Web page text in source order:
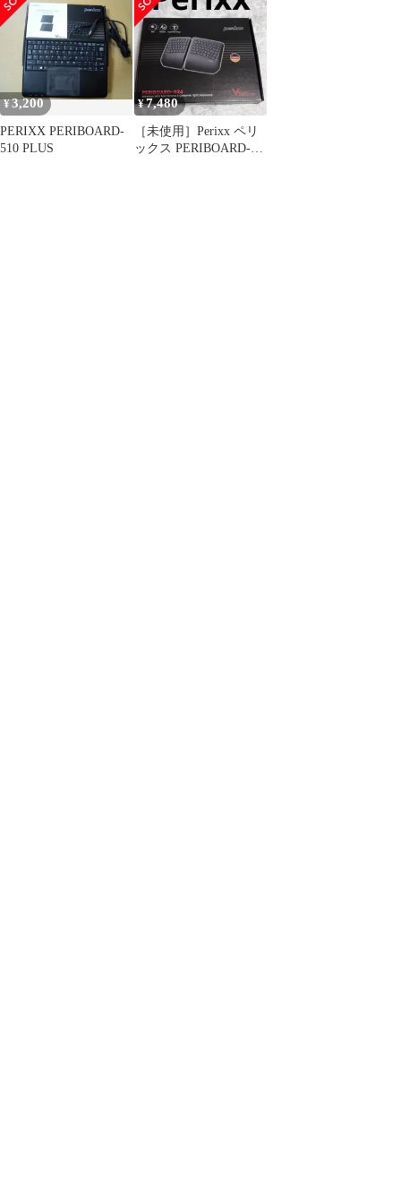
搭載有線キーボード -
サイズ：370x138x23mm
- USB接続 - ハブ２個付
- １９インチラック・
業務 qqffhab
¥3,200
PERIXX PERIBOARD-
510 PLUS
¥7,480
［未使用］Perixx ペリ
ックス PERIBOARD-